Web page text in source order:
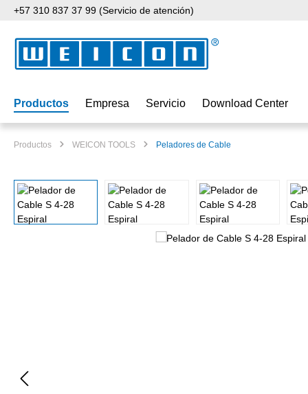
al contenido principal
Saltar a la búsqueda
Saltar a la navegación principal
+57 310 837 37 99 (Servicio de atención)
Productos Empresa Servicio Download Center
Productos WEICON TOOLS Peladores de Cable
Omitir galería de imágenes